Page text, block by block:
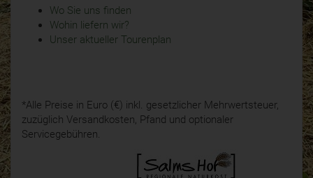
Wo Sie uns finden
Wohin liefern wir?
Unser aktueller Tourenplan
*Alle Preise in Euro (€) inkl. gesetzlicher Mehrwertsteuer,
zuzüglich Versandkosten, Pfand und optionaler
Servicegebühren.